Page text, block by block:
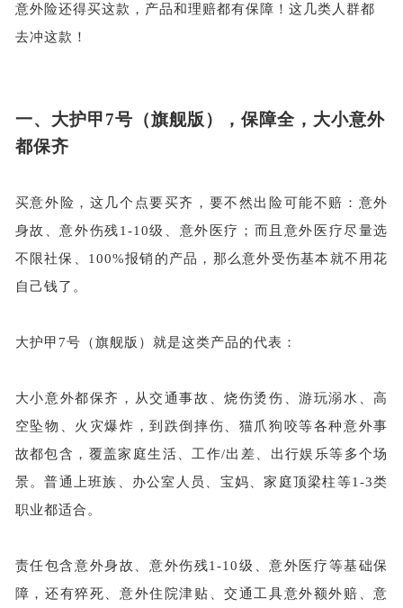
意外险还得买这款，产品和理赔都有保障！这几类人群都
去冲这款！
一、 大护甲7号（旗舰版），保障全，大小意外
都保齐
买意外险，这几个点要买齐，要不然出险可能不赔：意外
身故、意外伤残1-10级、意外医疗；而且意外医疗尽量选
不限社保、100%报销的产品，那么意外受伤基本就不用花
自己钱了。
大护甲 7号（旗舰版）就是这类产品的代表：
大小意外都保齐，从交通事故、烧伤烫伤、游玩溺水、高
空坠物、火灾爆炸，到跌倒摔伤、猫爪狗咬等各种意外事
故都包含，覆盖家庭生活、工作/出差、出行娱乐等多个场
景。普通上班族、办公室人员、宝妈、家庭顶梁柱等1-3类
职业都适合。
责任包含意外身故、意外伤残1-10级、意外医疗等基础保
障，还有猝死、意外住院津贴、交通工具意外额外赔、意